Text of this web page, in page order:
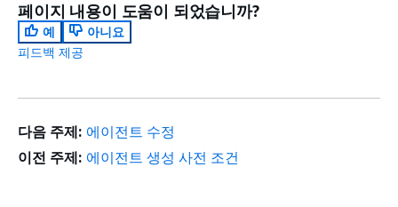
페이지 내용이 도움이 되었습니까?
예
아니요
피드백 제공
다음 주제: 에이전트 수정
이전 주제: 에이전트 생성 사전 조건